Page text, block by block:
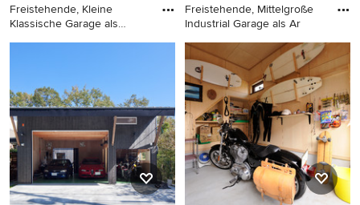
Freistehende, Kleine
Klassische Garage als
Freistehende, Kleine
Arbeitsplatz, Studio oder
Werkraum in Sonstige
Freistehende, Mittelgroße
Industrial Garage als Ar
Freistehende, Mittelgroße
Industrial Garage als
Arbeitsplatz, Studio oder
Werkraum in Sonstige